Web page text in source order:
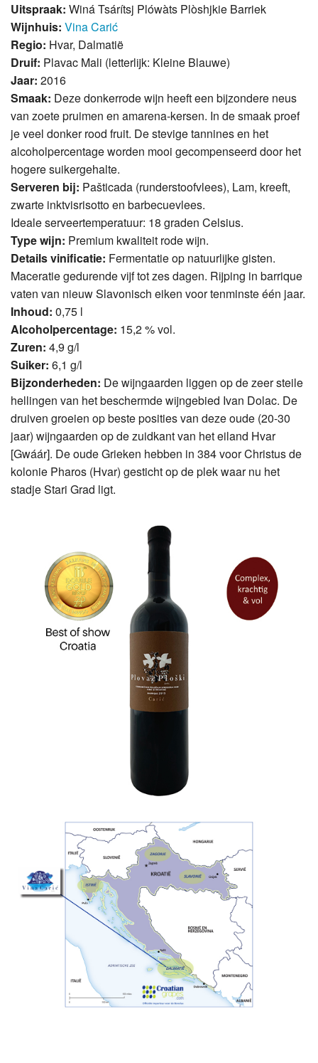
Uitspraak: Winá Tsárítsj Plówàts Plòshjkie Barriek
Wijnhuis: Vina Carić
Regio: Hvar, Dalmatië
Druif: Plavac Mali (letterlijk: Kleine Blauwe)
Jaar:2016
Smaak: Deze donkerrode wijn heeft een bijzondere neus
van zoete pruimen en amarena-kersen. In de smaak proef
je veel donker rood fruit. De stevige tannines en het
alcoholpercentage worden mooi gecompenseerd door het
hogere suikergehalte.
Serveren bij: Pašticada (runderstoofvlees), Lam, kreeft,
zwarte inktvisrisotto en barbecuevlees.
Ideale serveertemperatuur: 18 graden Celsius.
Type wijn: Premium kwaliteit rode wijn.
Details vinificatie: Fermentatie op natuurlijke gisten.
Maceratie gedurende vijf tot zes dagen. Rijping in barrique
vaten van nieuw Slavonisch eiken voor tenminste één jaar.
Inhoud:0,75 l
Alcoholpercentage: 15,2 % vol.
Zuren: 4,9 g/l
Suiker:6,1 g/l
Bijzonderheden: De wijngaarden liggen op de zeer steile
hellingen van het beschermde wijngebied Ivan Dolac. De
druiven groeien op beste posities van deze oude (20-30
jaar) wijngaarden op de zuidkant van het eiland Hvar
[Gwáár]. De oude Grieken hebben in 384 voor Christus de
kolonie Pharos (Hvar) gesticht op de plek waar nu het
stadje Stari Grad ligt.